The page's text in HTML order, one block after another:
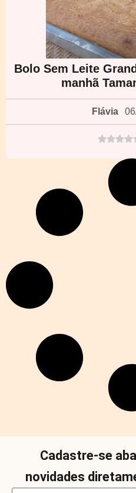
Bolo Sem Leite
manhã
Flávia
Cadastre-se
novidades